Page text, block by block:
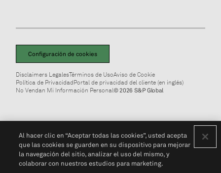
Configuración de cookies
Disclaimers LegalesTérminos de UsoAviso de Cookie
Política de PrivacidadPortal de privacidad del cliente (en inglés)
No Vendan Mi Información Personal© 2026 S&P Global
Al hacer clic en “Aceptar todas las cookies”, usted acepta
que las cookies se guarden en su dispositivo para mejorar
la navegación del sitio, analizar el uso del mismo, y
colaborar con nuestros estudios para marketing.